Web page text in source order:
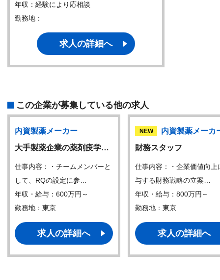
年収：経験により応相談
勤務地：
求人の詳細へ
この企業が募集している他の求人
内資製薬メーカー
大手製薬企業の薬剤疫学…
仕事内容：・チームメンバーと
して、RQの設定に参…
年収・給与：600万円～
勤務地：東京
求人の詳細へ
NEW
内資製薬メーカ
財務スタッフ
仕事内容：・企業価値向上
与する財務戦略の立案…
年収・給与：800万円～
勤務地：東京
求人の詳細へ